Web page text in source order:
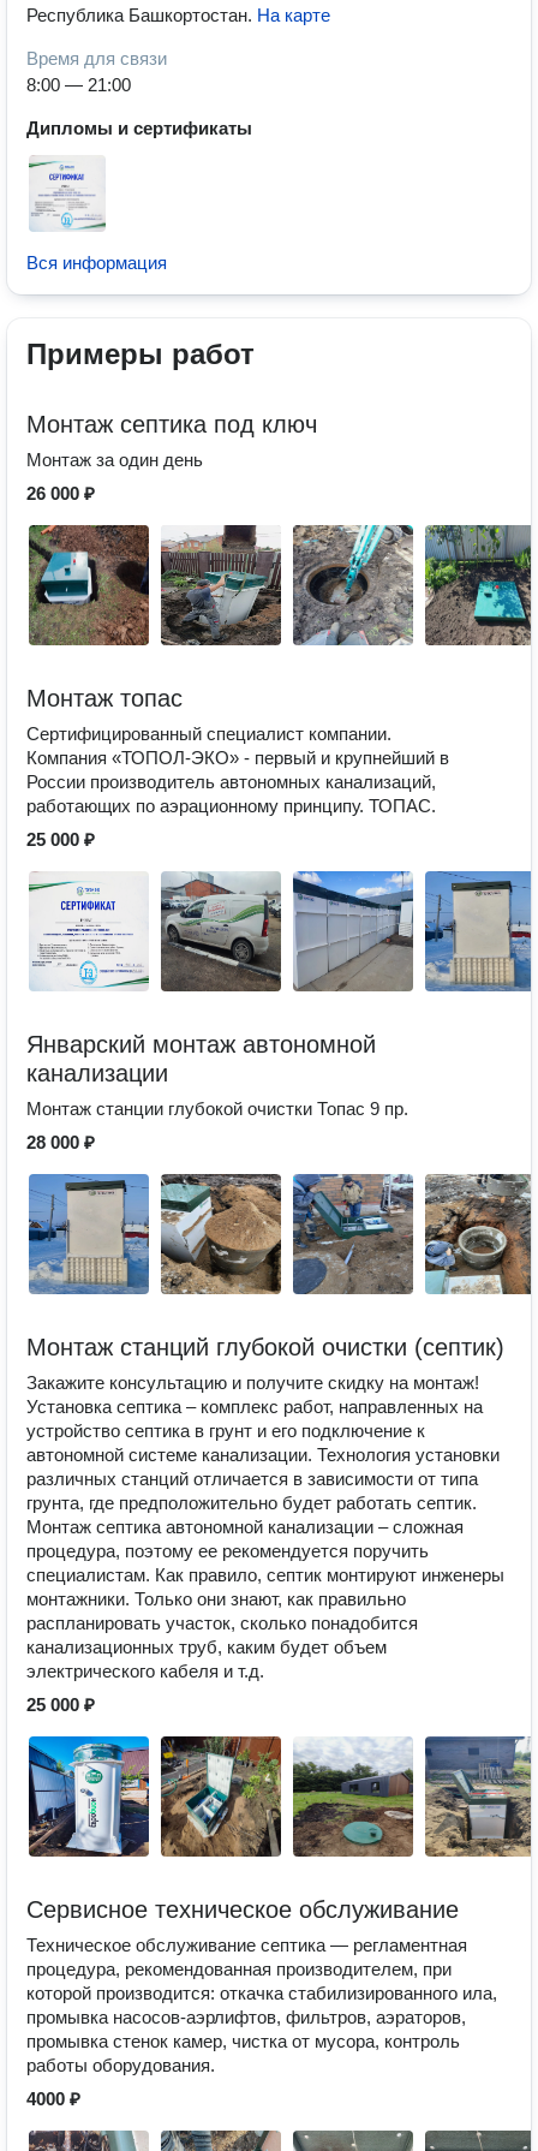
Республика Башкортостан. На карте
Время для связи
8:00 — 21:00
Дипломы и сертификаты
Вся информация
Примеры работ
Монтаж септика под ключ
Монтаж за один день
26 000 ₽
Монтаж топас
Сертифицированный специалист компании.
Компания «ТОПОЛ-ЭКО» - первый и крупнейший в
России производитель автономных канализаций,
работающих по аэрационному принципу. ТОПАС.
25 000 ₽
Январский монтаж автономной
канализации
Монтаж станции глубокой очистки Топас 9 пр.
28 000 ₽
Монтаж станций глубокой очистки (септик)
Закажите консультацию и получите скидку на монтаж!
Установка септика – комплекс работ, направленных на
устройство септика в грунт и его подключение к
автономной системе канализации. Технология установки
различных станций отличается в зависимости от типа
грунта, где предположительно будет работать септик.
Монтаж септика автономной канализации – сложная
процедура, поэтому ее рекомендуется поручить
специалистам. Как правило, септик монтируют инженеры
монтажники. Только они знают, как правильно
распланировать участок, сколько понадобится
канализационных труб, каким будет объем
электрического кабеля и т.д.
25 000 ₽
Сервисное техническое обслуживание
Техническое обслуживание септика — регламентная
процедура, рекомендованная производителем, при
которой производится: откачка стабилизированного ила,
промывка насосов-аэрлифтов, фильтров, аэраторов,
промывка стенок камер, чистка от мусора, контроль
работы оборудования.
4000 ₽